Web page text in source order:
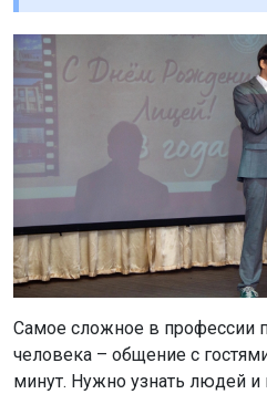
Самое сложное в профессии
человека – общение с
минут. Нужно узнать людей и